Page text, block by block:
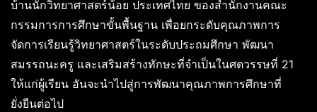
บ้านนักวิทยาศาสตร์น้อย ประเทศไทย ของสำนักงานคณะ
กรรมการการศึกษาขั้นพื้นฐาน เพื่อยกระดับคุณภาพการ
จัดการเรียนรู้วิทยาศาสตร์ในระดับประถมศึกษา พัฒนา
สมรรถนะครู และเสริมสร้างทักษะที่จำเป็นในศตวรรษที่ 21
ให้แก่ผู้เรียน อันจะนำไปสู่การพัฒนาคุณภาพการศึกษาที่
ยั่งยืนต่อไป